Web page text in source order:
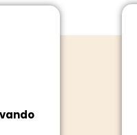
para